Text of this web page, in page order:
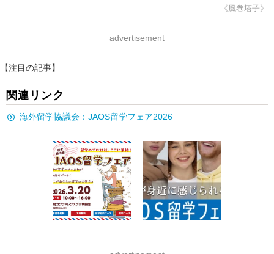
《風巻塔子》
advertisement
【注目の記事】
関連リンク
海外留学協議会：JAOS留学フェア2026